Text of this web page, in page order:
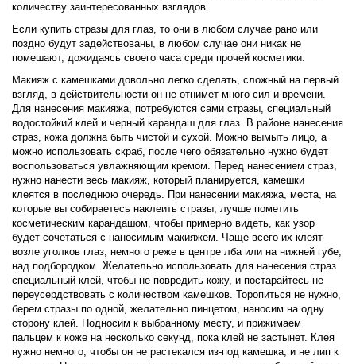
количеству заинтересованных взглядов.
Если купить стразы для глаз, то они в любом случае рано или
поздно будут задействованы, в любом случае они никак не
помешают, дожидаясь своего часа среди прочей косметики.
Макияж с камешками довольно легко сделать, сложный на первый
взгляд, в действительности он не отнимет много сил и времени.
Для нанесения макияжа, потребуются сами стразы, специальный
водостойкий клей и черный карандаш для глаз. В районе нанесения
страз, кожа должна быть чистой и сухой. Можно вымыть лицо, а
можно использовать скраб, после чего обязательно нужно будет
воспользоваться увлажняющим кремом. Перед нанесением страз,
нужно нанести весь макияж, который планируется, камешки
клеятся в последнюю очередь. При нанесении макияжа, места, на
которые вы собираетесь наклеить стразы, лучше пометить
косметическим карандашом, чтобы примерно видеть, как узор
будет сочетаться с наносимым макияжем. Чаще всего их клеят
возле уголков глаз, немного реже в центре лба или на нижней губе,
над подбородком. Желательно использовать для нанесения страз
специальный клей, чтобы не повредить кожу, и постарайтесь не
переусердствовать с количеством камешков. Торопиться не нужно,
берем стразы по одной, желательно пинцетом, наносим на одну
сторону клей. Подносим к выбранному месту, и прижимаем
пальцем к коже на несколько секунд, пока клей не застынет. Клея
нужно немного, чтобы он не растекался из-под камешка, и не лип к